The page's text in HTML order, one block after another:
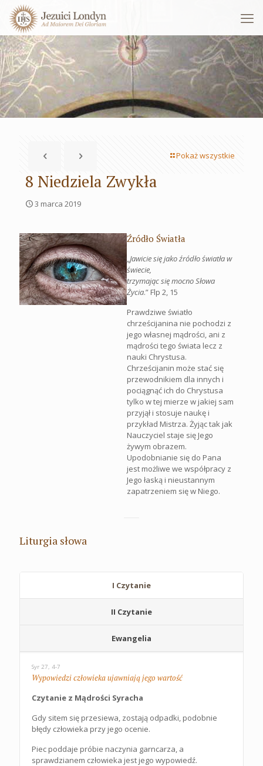
Pokaż wszystkie
8 Niedziela Zwykła
3 marca 2019
Źródło Światła
„Jawicie się jako źródło światła w
świecie,
trzymając się mocno Słowa
Życia.” Flp 2, 15
Prawdziwe światło
chrześcijanina nie pochodzi z
jego własnej mądrości, ani z
mądrości tego świata lecz z
nauki Chrystusa.
Chrześcijanin może stać się
przewodnikiem dla innych i
pociągnąć ich do Chrystusa
tylko w tej mierze w jakiej sam
przyjął i stosuje naukę i
przykład Mistrza. Żyjąc tak jak
Nauczyciel staje się Jego
żywym obrazem.
Upodobnianie się do Pana
jest możliwe we współpracy z
Jego łaską i nieustannym
zapatrzeniem się w Niego.
Liturgia słowa
I Czytanie
II Czytanie
Ewangelia
Syr 27, 4-7
Wypowiedzi człowieka ujawniają jego wartość
Czytanie z Mądrości Syracha
Gdy sitem się przesiewa, zostają odpadki, podobnie
błędy człowieka przy jego ocenie.
Piec poddaje próbie naczynia garncarza, a
sprawdzianem człowieka jest jego wypowiedź.